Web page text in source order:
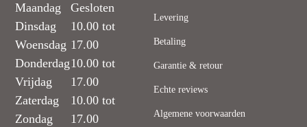
Maandag
Dinsdag
Woensdag
Donderdag
Vrijdag
Zaterdag
Zondag
Gesloten
10.00 tot
17.00
10.00 tot
17.00
10.00 tot
17.00
Levering
Betaling
Garantie & retour
Echte reviews
Algemene voorwaarden